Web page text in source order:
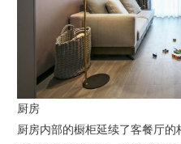
厨房
厨房内部的橱柜延续了客餐厅